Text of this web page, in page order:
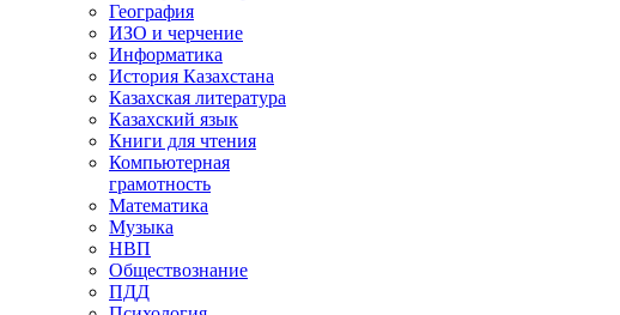
География
ИЗО и черчение
Информатика
История Казахстана
Казахская литература
Казахский язык
Книги для чтения
Компьютерная
грамотность
Математика
Музыка
НВП
Обществознание
ПДД